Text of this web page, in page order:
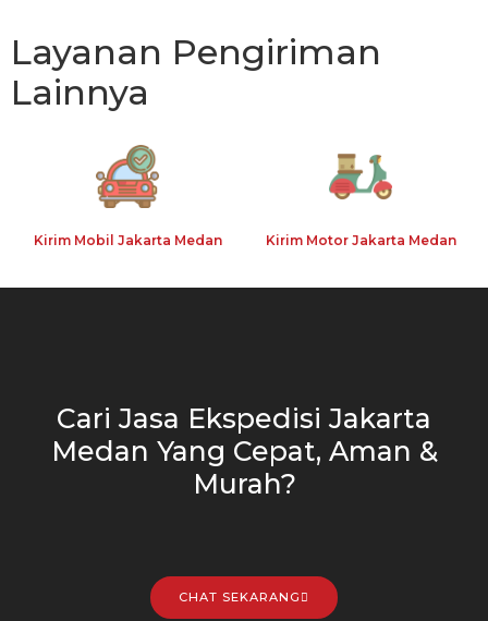
Layanan Pengiriman
Lainnya
Kirim Mobil Jakarta Medan Kirim Motor Jakarta Medan
Cari Jasa Ekspedisi Jakarta
Medan Yang Cepat, Aman &
Murah?
CHAT SEKARANG